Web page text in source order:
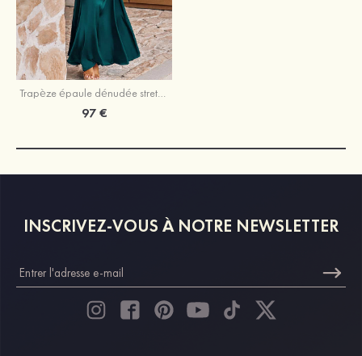
Trapèze épaule dénudée stretch satin ras du sol robe de demoiselle d'honneur
97 €
INSCRIVEZ-VOUS À NOTRE NEWSLETTER